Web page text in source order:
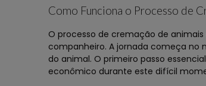
Como Funciona o Processo de
O processo de cremação de
companheiro. A jornada começa
do animal. O primeiro passo
econômico durante este difícil